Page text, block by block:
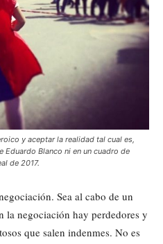
y aceptar la realidad tal cual es,
Blanco ni en un cuadro de
de 2017.
Sea al cabo de un
la negociación hay perdedores y
que salen indenmes. No es